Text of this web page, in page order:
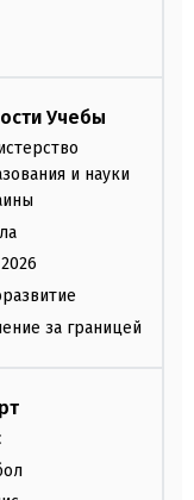
Учебы
и науки
за границей